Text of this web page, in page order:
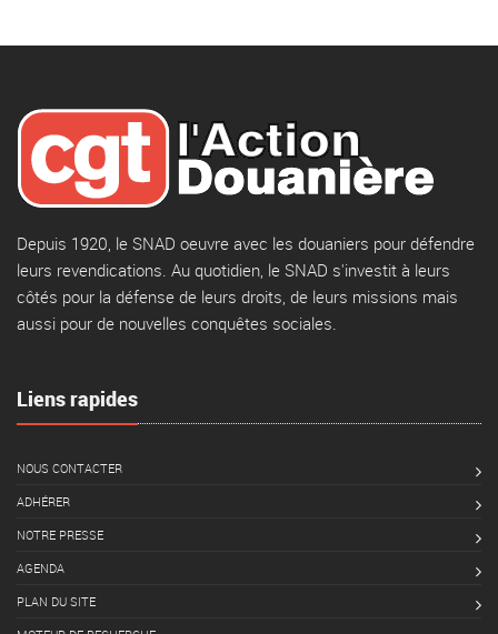
Depuis 1920, le SNAD oeuvre avec les douaniers pour défendre
leurs revendications. Au quotidien, le SNAD s'investit à leurs
côtés pour la défense de leurs droits, de leurs missions mais
aussi pour de nouvelles conquêtes sociales.
Liens rapides
NOUS CONTACTER
ADHÉRER
NOTRE PRESSE
AGENDA
PLAN DU SITE